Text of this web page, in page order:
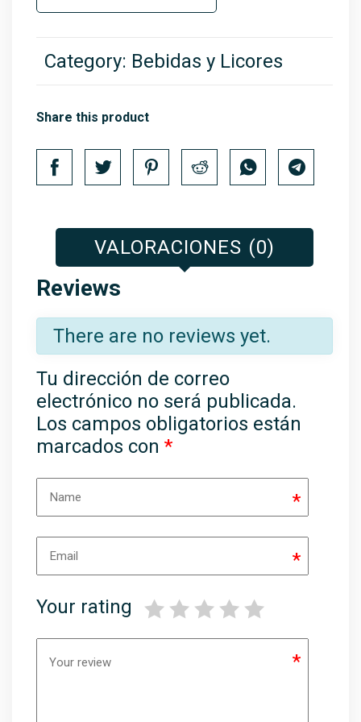
Category: Bebidas y Licores
Share this product
VALORACIONES (0)
Reviews
There are no reviews yet.
Tu dirección de correo
electrónico no será publicada.
Los campos obligatorios están
marcados con *
*
*
Your rating
*